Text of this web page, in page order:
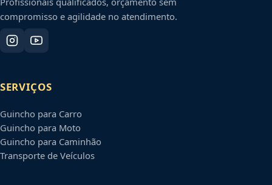
compromisso e agilidade no atendimento.
SERVIÇOS
Guincho para Carro
Guincho para Moto
Guincho para Caminhão
Transporte de Veículos